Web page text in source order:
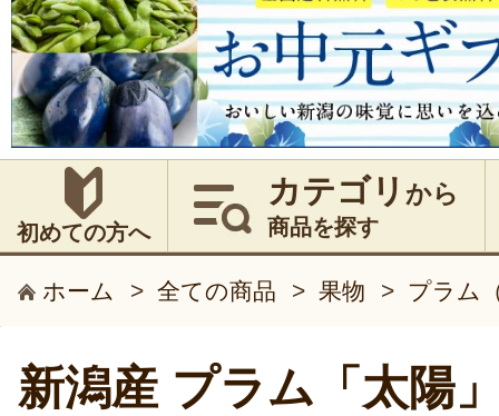
初めての方へ
カテゴリ から
商品を探す
ホーム > 全ての商品 > 果物 > プラム
新潟産 プラム「太陽